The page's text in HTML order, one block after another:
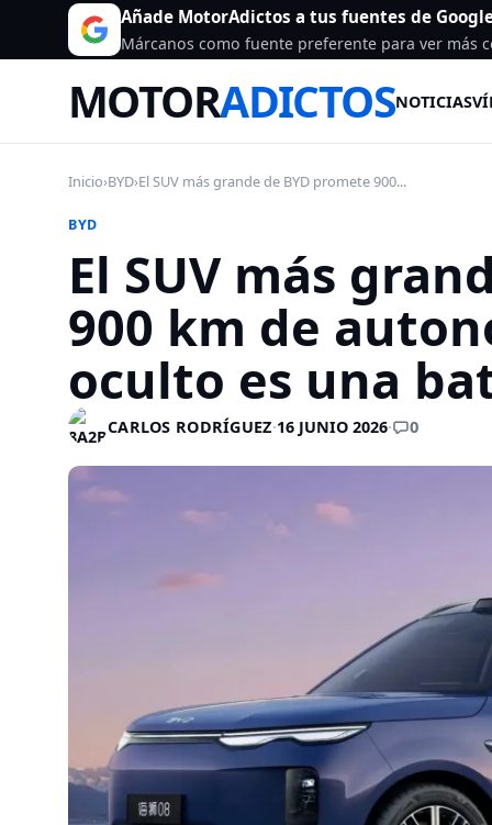
Añade MotorAdictos a tus fuentes de
Márcanos como fuente preferente para ver más
MOTORADICTOSNOTICIAS
Inicio›BYD›El SUV más grande de BYD promete 900...
BYD
El SUV más
900 km de
oculto es una
CARLOS RODRÍGUEZ·16 JUNIO 2026· 0